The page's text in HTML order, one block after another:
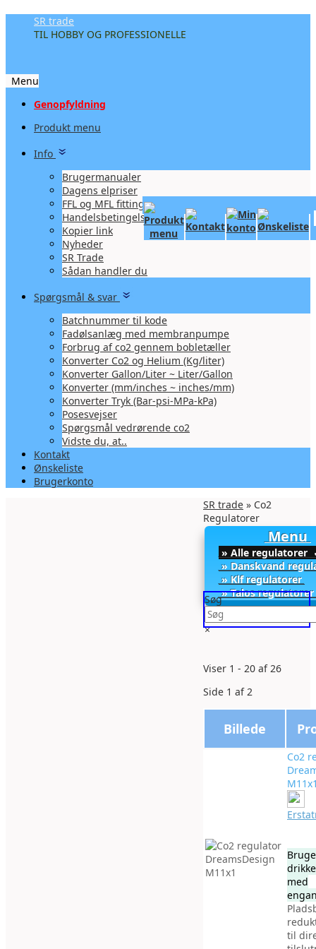
SR trade
TIL HOBBY OG PROFESSIONELLE
Menu
Videre
indhold
Genopfyldning
Produkt menu
Info
Brugermanualer
Dagens elpriser
FFL og MFL fittings
Handelsbetingelser
Kopier link
Nyheder
SR Trade
Sådan handler du
Spørgsmål & svar
Batchnummer til kode
Fadølsanlæg med membranpumpe
Forbrug af co2 gennem bobletæller
Konverter Co2 og Helium (Kg/liter)
Konverter Gallon/Liter ~ Liter/Gallon
Konverter (mm/inches ~ inches/mm)
Konverter Tryk (Bar-psi-MPa-kPa)
Posesvejser
Spørgsmål vedrørende co2
Vidste du, at..
Kontakt
Ønskeliste
Brugerkonto
SR trade » Co2
Regulatorer
Menu
» Alle
» Danskvand
» Klf regulatorer
» Talos regulatorer
Søg
×
Viser 1 - 20 af 26
Side 1 af 2
Billede
Co2
med
til